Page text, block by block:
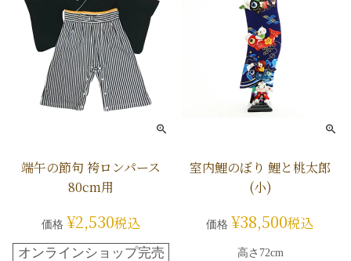
端午の節句 袴ロンパース
80cm用
価格 ¥2,530税込
オンラインショップ完売
室内鯉のぼり 鯉と桃太郎
(小)
価格 ¥38,500税込
高さ72cm